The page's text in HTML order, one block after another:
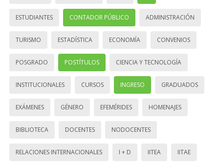
ESTUDIANTES CONTADOR PÚBLICO ADMINISTRACIÓN
TURISMO ESTADÍSTICA ECONOMÍA CONVENIOS
POSGRADO POSTÍTULOS CIENCIA Y TECNOLOGÍA
INSTITUCIONALES CURSOS INGRESO GRADUADOS
EXÁMENES GÉNERO EFEMÉRIDES HOMENAJES
BIBLIOTECA DOCENTES NODOCENTES
RELACIONES INTERNACIONALES I + D IITEA IITAE